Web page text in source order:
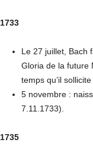
1733
Le 27 juillet, Bach
Gloria de la future
temps qu’il
5 novembre :
7.11.1733).
1735